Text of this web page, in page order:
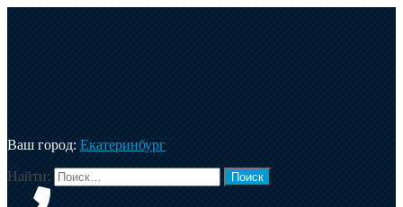
Ваш город: Екатеринбург
Найти: